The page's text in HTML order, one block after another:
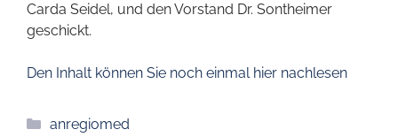
Carda Seidel, und den Vorstand Dr. Sontheimer
geschickt.
Den Inhalt können Sie noch einmal hier nachlesen
Kategorien
anregiomed